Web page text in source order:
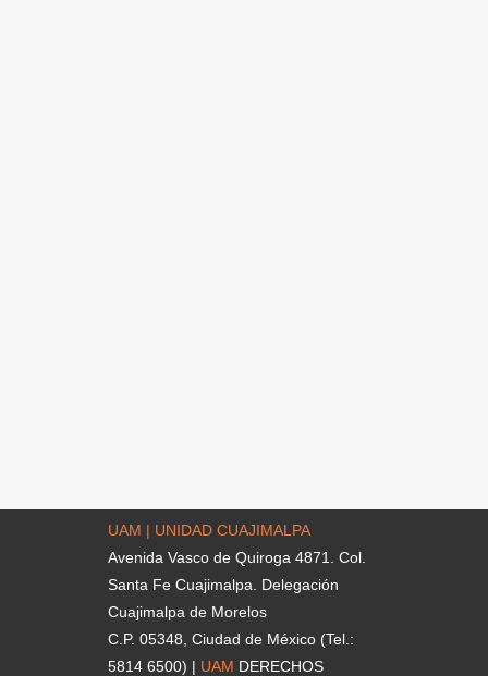
UAM | UNIDAD CUAJIMALPA
Avenida Vasco de Quiroga 4871. Col.
Santa Fe Cuajimalpa. Delegación
Cuajimalpa de Morelos
C.P. 05348, Ciudad de México (Tel.:
5814 6500) | UAM DERECHOS